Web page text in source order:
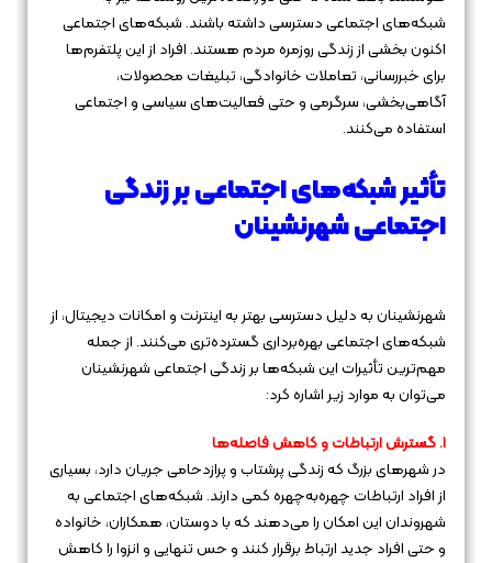
شبکه‌های اجتماعی دسترسی داشته باشند. شبکه‌های اجتماعی
اکنون بخشی از زندگی روزمره مردم هستند. افراد از این پلتفرم‌ها
برای خبررسانی، تعاملات خانوادگی، تبلیغات محصولات،
آگاهی‌بخشی، سرگرمی و حتی فعالیت‌های سیاسی و اجتماعی
استفاده می‌کنند.
تأثیر شبکه‌های اجتماعی بر زندگی
اجتماعی شهرنشینان
شهرنشینان به دلیل دسترسی بهتر به اینترنت و امکانات دیجیتال، از
شبکه‌های اجتماعی بهره‌برداری گسترده‌تری می‌کنند. از جمله
مهم‌ترین تأثیرات این شبکه‌ها بر زندگی اجتماعی شهرنشینان
می‌توان به موارد زیر اشاره کرد:
۱. گسترش ارتباطات و کاهش فاصله‌ها
در شهرهای بزرگ که زندگی پرشتاب و پرازدحامی جریان دارد، بسیاری
از افراد ارتباطات چهره‌به‌چهره کمی دارند. شبکه‌های اجتماعی به
شهروندان این امکان را می‌دهند که با دوستان، همکاران، خانواده
و حتی افراد جدید ارتباط برقرار کنند و حس تنهایی و انزوا را کاهش